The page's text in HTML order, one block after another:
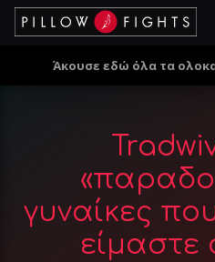
Άκουσε εδώ όλα τα
γυναίκες
είμαστε